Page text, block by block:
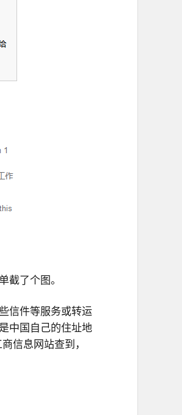
单截了个图。
信件等服务或转运
中国自己的住址地
信息网站查到，